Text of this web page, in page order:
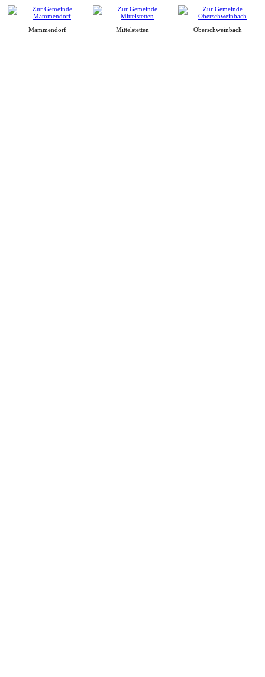
Mammendorf Mittelstetten Oberschweinbach